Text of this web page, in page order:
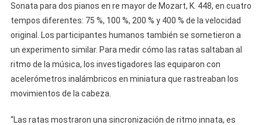
Sonata para dos pianos en re mayor de Mozart, K. 448, en cuatro
tempos diferentes: 75 %, 100 %, 200 % y 400 % de la velocidad
original. Los participantes humanos también se sometieron a
un experimento similar. Para medir cómo las ratas saltaban al
ritmo de la música, los investigadores las equiparon con
acelerómetros inalámbricos en miniatura que rastreaban los
movimientos de la cabeza.
“Las ratas mostraron una sincronización de ritmo innata, es